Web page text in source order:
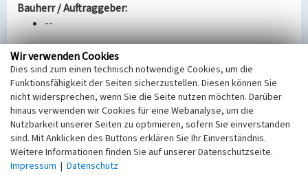
Bauherr / Auftraggeber:
--
BKM-Nummer:30900026
Arbeiterwohnhaus Krumme Straße 14, 16
Schlagwörter
Arbeiterwohnhaus
Ort
Weißwasser/O.L., Stadt
Wir verwenden Cookies
Dies sind zum einen technisch notwendige Cookies, um die
Funktionsfähigkeit der Seiten sicherzustellen. Diesen können Sie
nicht widersprechen, wenn Sie die Seite nutzen möchten. Darüber
hinaus verwenden wir Cookies für eine Webanalyse, um die
Nutzbarkeit unserer Seiten zu optimieren, sofern Sie einverstanden
sind. Mit Anklicken des Buttons erklären Sie Ihr Einverständnis.
Weitere Informationen finden Sie auf unserer Datenschutzseite.
Impressum | Datenschutz